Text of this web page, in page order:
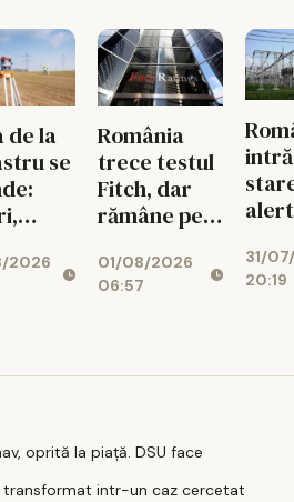
tuberculozei
și a
drogurilor
de la
se
de
2026
România
trece testul
Fitch, dar
rămâne pe
prăpastiei
financiare
01/08/2026
06:57
31/
20:19
oprită la piață. DSU face
intr-un caz cercetat